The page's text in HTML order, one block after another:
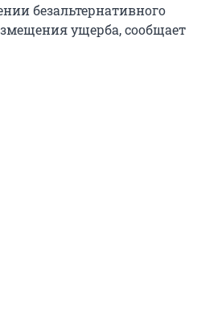
безальтернативного
ущерба, сообщает